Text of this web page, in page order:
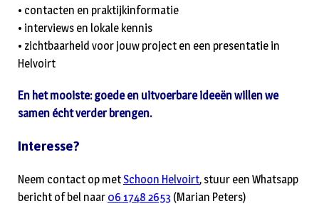
• contacten en praktijkinformatie
• interviews en lokale kennis
• zichtbaarheid voor jouw project en een presentatie in
Helvoirt
En het mooiste: goede en uitvoerbare ideeën willen we
samen écht verder brengen.
Interesse?
Neem contact op met Schoon Helvoirt, stuur een Whatsapp
bericht of bel naar 06 1748 2653 (Marian Peters)